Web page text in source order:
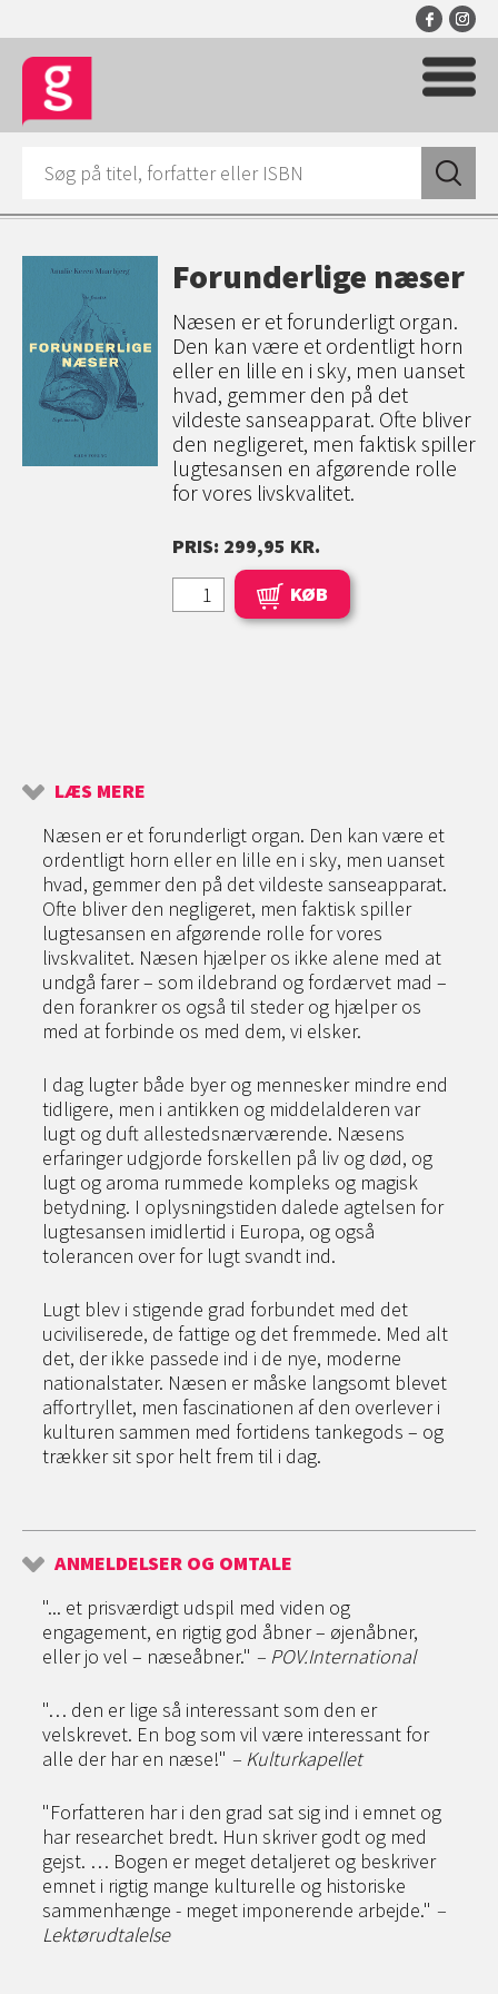
Forunderlige næser
Næsen er et forunderligt organ.
Den kan være et ordentligt horn
eller en lille en i sky, men uanset
hvad, gemmer den på det
vildeste sanseapparat. Ofte bliver
den negligeret, men faktisk spiller
lugtesansen en afgørende rolle
for vores livskvalitet.
PRIS: 299,95 KR.
KØB
LÆS MERE
Næsen er et forunderligt organ. Den kan være et
ordentligt horn eller en lille en i sky, men uanset
hvad, gemmer den på det vildeste sanseapparat.
Ofte bliver den negligeret, men faktisk spiller
lugtesansen en afgørende rolle for vores
livskvalitet. Næsen hjælper os ikke alene med at
undgå farer – som ildebrand og fordærvet mad –
den forankrer os også til steder og hjælper os
med at forbinde os med dem, vi elsker.
I dag lugter både byer og mennesker mindre end
tidligere, men i antikken og middelalderen var
lugt og duft allestedsnærværende. Næsens
erfaringer udgjorde forskellen på liv og død, og
lugt og aroma rummede kompleks og magisk
betydning. I oplysningstiden dalede agtelsen for
lugtesansen imidlertid i Europa, og også
tolerancen over for lugt svandt ind.
Lugt blev i stigende grad forbundet med det
uciviliserede, de fattige og det fremmede. Med alt
det, der ikke passede ind i de nye, moderne
nationalstater. Næsen er måske langsomt blevet
affortryllet, men fascinationen af den overlever i
kulturen sammen med fortidens tankegods – og
trækker sit spor helt frem til i dag.
ANMELDELSER OG OMTALE
"... et prisværdigt udspil med viden og
engagement, en rigtig god åbner – øjenåbner,
eller jo vel – næseåbner." – POV.International
"… den er lige så interessant som den er
velskrevet. En bog som vil være interessant for
alle der har en næse!" – Kulturkapellet
"Forfatteren har i den grad sat sig ind i emnet og
har researchet bredt. Hun skriver godt og med
gejst. … Bogen er meget detaljeret og beskriver
emnet i rigtig mange kulturelle og historiske
sammenhænge - meget imponerende arbejde." –
Lektørudtalelse